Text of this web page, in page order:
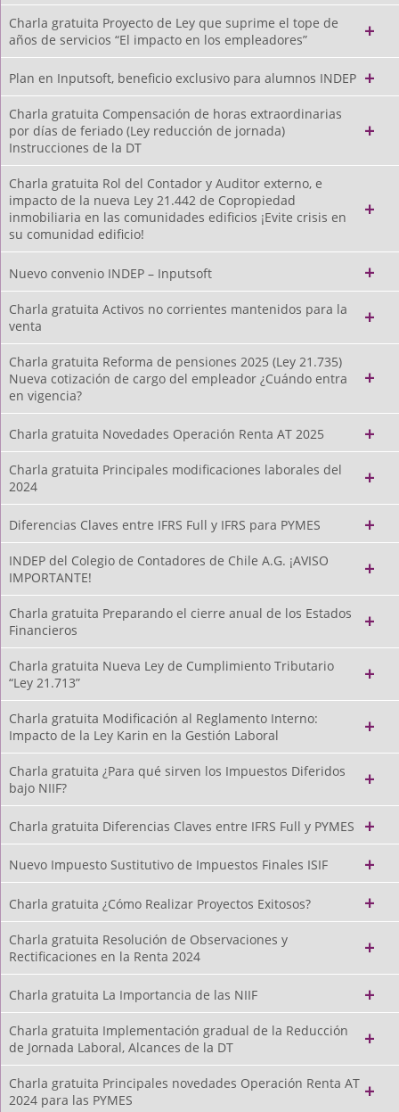
Charla gratuita Proyecto de Ley que suprime el tope de
años de servicios “El impacto en los empleadores”
Plan en Inputsoft, beneficio exclusivo para alumnos INDEP
Charla gratuita Compensación de horas extraordinarias
por días de feriado (Ley reducción de jornada)
Instrucciones de la DT
Charla gratuita Rol del Contador y Auditor externo, e
impacto de la nueva Ley 21.442 de Copropiedad
inmobiliaria en las comunidades edificios ¡Evite crisis en
su comunidad edificio!
Nuevo convenio INDEP – Inputsoft
Charla gratuita Activos no corrientes mantenidos para la
venta
Charla gratuita Reforma de pensiones 2025 (Ley 21.735)
Nueva cotización de cargo del empleador ¿Cuándo entra
en vigencia?
Charla gratuita Novedades Operación Renta AT 2025
Charla gratuita Principales modificaciones laborales del
2024
Diferencias Claves entre IFRS Full y IFRS para PYMES
INDEP del Colegio de Contadores de Chile A.G. ¡AVISO
IMPORTANTE!
Charla gratuita Preparando el cierre anual de los Estados
Financieros
Charla gratuita Nueva Ley de Cumplimiento Tributario
“Ley 21.713”
Charla gratuita Modificación al Reglamento Interno:
Impacto de la Ley Karin en la Gestión Laboral
Charla gratuita ¿Para qué sirven los Impuestos Diferidos
bajo NIIF?
Charla gratuita Diferencias Claves entre IFRS Full y PYMES
Nuevo Impuesto Sustitutivo de Impuestos Finales ISIF
Charla gratuita ¿Cómo Realizar Proyectos Exitosos?
Charla gratuita Resolución de Observaciones y
Rectificaciones en la Renta 2024
Charla gratuita La Importancia de las NIIF
Charla gratuita Implementación gradual de la Reducción
de Jornada Laboral, Alcances de la DT
Charla gratuita Principales novedades Operación Renta AT
2024 para las PYMES